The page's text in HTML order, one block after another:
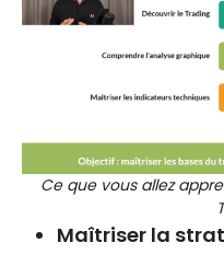
Ce que vous allez
Maîtriser la